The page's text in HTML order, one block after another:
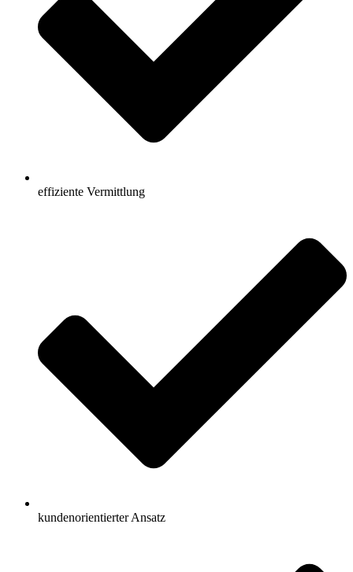
effiziente Vermittlung
kundenorientierter Ansatz